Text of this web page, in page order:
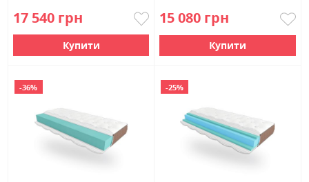
17 540 грн
Купити
15 080 грн
Купити
-36% -25%